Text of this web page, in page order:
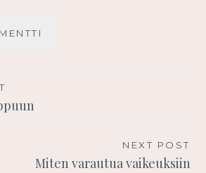
NEXT POST
Miten varautua vaikeuksiin